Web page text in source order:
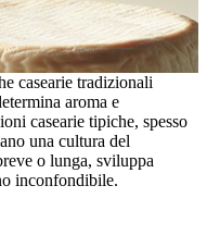
casearie tradizionali
aroma e
casearie tipiche, spesso
una cultura del
o lunga, sviluppa
inconfondibile.